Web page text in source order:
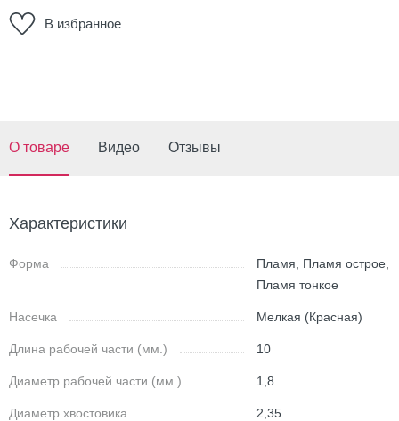
В избранное
О товаре Видео Отзывы
Характеристики
Форма
Пламя, Пламя острое,
Пламя тонкое
Насечка Мелкая (Красная)
Длина рабочей части (мм.) 10
Диаметр рабочей части (мм.) 1,8
Диаметр хвостовика 2,35